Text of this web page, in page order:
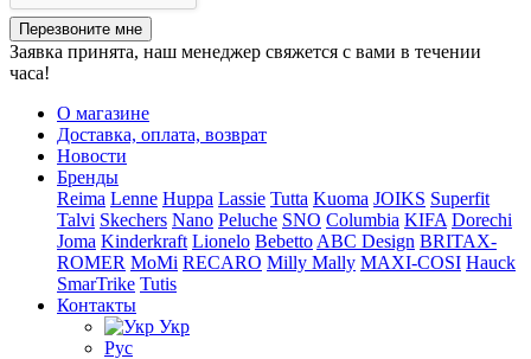
Перезвоните мне
Заявка принята, наш менеджер свяжется с вами в течении
часа!
О магазине
Доставка, оплата, возврат
Новости
Бренды
Reima Lenne Huppa Lassie Tutta Kuoma JOIKS Superfit
Talvi Skechers Nano Peluche SNO Columbia KIFA Dorechi
Joma Kinderkraft Lionelo Bebetto ABC Design BRITAX-
ROMER MoMi RECARO Milly Mally MAXI-COSI Hauck
SmarTrike Tutis
Контакты
Укр
Рус